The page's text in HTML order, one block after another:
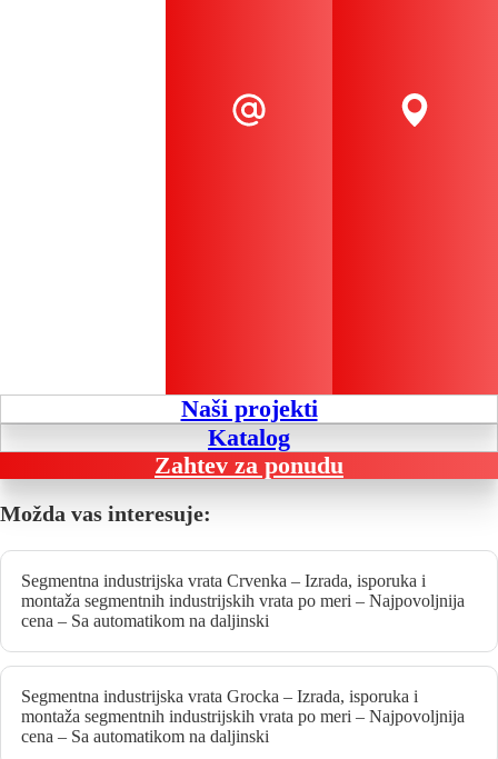
Naši projekti
Katalog
Zahtev za ponudu
Možda vas interesuje:
Segmentna industrijska vrata Crvenka – Izrada, isporuka i
montaža segmentnih industrijskih vrata po meri – Najpovoljnija
cena – Sa automatikom na daljinski
Segmentna industrijska vrata Grocka – Izrada, isporuka i
montaža segmentnih industrijskih vrata po meri – Najpovoljnija
cena – Sa automatikom na daljinski